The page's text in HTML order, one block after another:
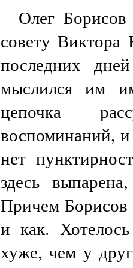
Олег
совету
последних
мыслился им
цепочка
воспоминаний, и
нет
здесь
Причем Борисов
и как.
хуже, чем у